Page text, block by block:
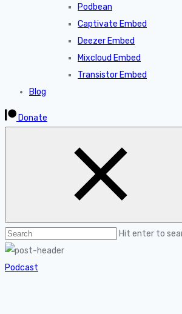
Podbean
Captivate Embed
Deezer Embed
Mixcloud Embed
Transistor Embed
Blog
Donate
Hit enter to
Podcast